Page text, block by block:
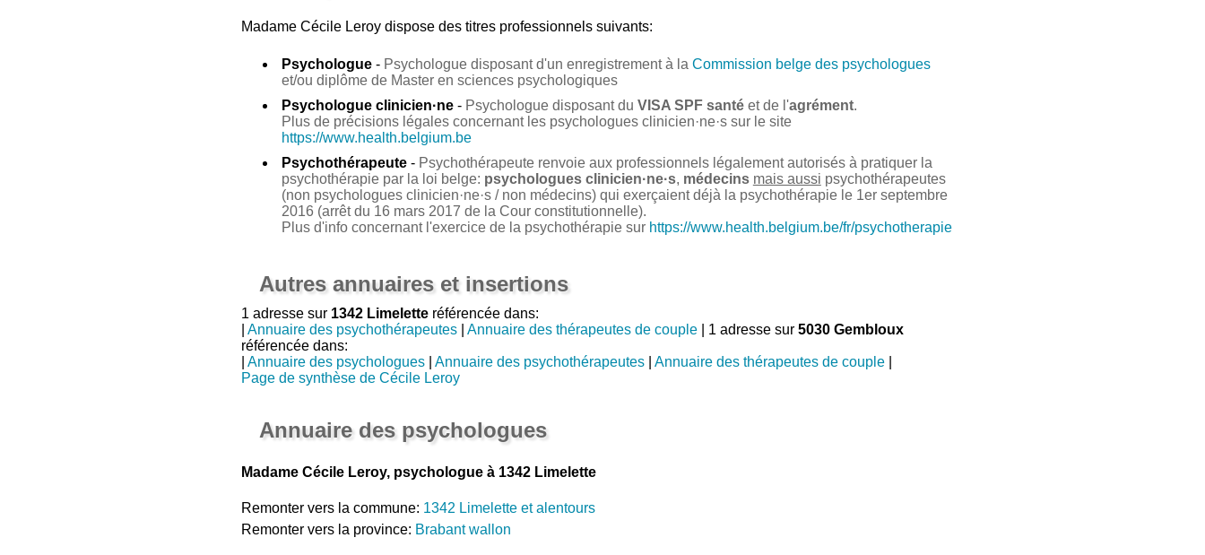
Madame Cécile Leroydispose des titres professionnels suivants:
Psychologue- Psychologue disposant d'un enregistrement à la Commission belge des psychologues
et/ou diplôme de Master en sciences psychologiques
Psychologue clinicien·ne- Psychologue disposant du VISA SPF santéet de l'agrément.
Plus de précisions légales concernant les psychologues clinicien·ne·s sur le site
https://www.health.belgium.be
Psychothérapeute- Psychothérapeute renvoie aux professionnels légalement autorisés à pratiquer la
psychothérapie par la loi belge: psychologues clinicien·ne·s, médecins mais aussi psychothérapeutes
(non psychologues clinicien·ne·s / non médecins) qui exerçaient déjà la psychothérapie le 1er septembre
2016 (arrêt du 16 mars 2017 de la Cour constitutionnelle).
Plus d'info concernant l'exercice de la psychothérapie sur https://www.health.belgium.be/fr/psychotherapie
Autres annuaires et insertions
1 adresse sur 1342 Limeletteréférencée dans:
Annuaire des psychothérapeutes| Annuaire des thérapeutes de couple| 1 adresse sur 5030 Gembloux
référencée dans:
Annuaire des psychologues| Annuaire des psychothérapeutes| Annuaire des thérapeutes de couple|
Page de synthèse de Cécile Leroy
Annuaire des psychologues
Madame Cécile Leroy, psychologue à 1342 Limelette
Remonter vers la commune: 1342 Limelette et alentours
Remonter vers la province: Brabant wallon